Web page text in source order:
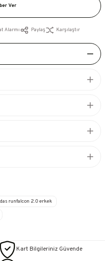
Ver
Alarmı Paylaş Karşılaştır
runfalcon 2.0 erkek
Kart Bilgileriniz Güvende